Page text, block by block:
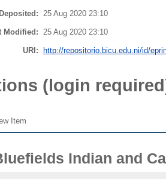
25 Aug 2020 23:10
Modified: 25 Aug 2020 23:10
URI: http://repositorio.bicu.edu.ni/id/
(login
Item
Indian and